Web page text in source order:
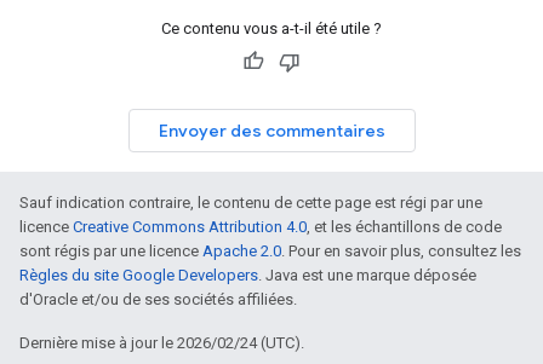
Ce contenu vous a-t-il été utile ?
Envoyer des commentaires
Sauf indication contraire, le contenu de cette page est régi par une
licence Creative Commons Attribution 4.0, et les échantillons de code
sont régis par une licence Apache 2.0. Pour en savoir plus, consultez les
Règles du site Google Developers. Java est une marque déposée
d'Oracle et/ou de ses sociétés affiliées.
Dernière mise à jour le 2026/02/24 (UTC).